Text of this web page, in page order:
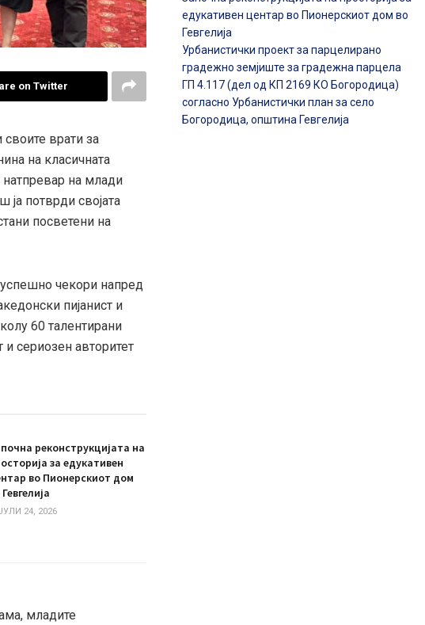
on Twitter
врати за
на класичната
на млади
ја потврди својата
посветени на
успешно чекори напред
пијанист и
60 талентирани
сериозен авторитет
реконструкцијата на
за едукативен
во Пионерскиот дом
24, 2026
младите
едукативен центар во Пионерскиот дом во
Гевгелија
Урбанистички проект за парцелирано
градежно земјиште за градежна парцела
ГП 4.117 (дел од КП 2169 КО Богородица)
согласно Урбанистички план за село
Богородица, општина Гевгелија